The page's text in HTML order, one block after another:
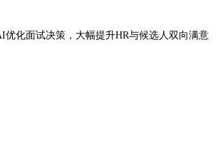
化面试决策，大幅提升HR与候选人双向满意